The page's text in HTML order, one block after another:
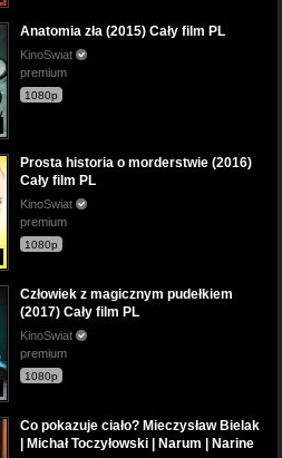
Anatomia zła (2015) Cały film PL
KinoSwiat
premium
1080p
Prosta historia o morderstwie (2016)
Cały film PL
KinoSwiat
premium
1080p
Człowiek z magicznym pudełkiem
(2017) Cały film PL
KinoSwiat
premium
1080p
Co pokazuje ciało? Mieczysław Bielak
| Michał Toczyłowski | Narum | Narine